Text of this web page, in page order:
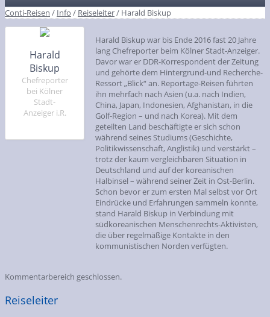
Conti-Reisen / Info / Reiseleiter/ Harald Biskup
Harald
Biskup
Chefreporter
bei Kölner
Stadt-
Anzeiger i.R.
Harald Biskup war bis Ende 2016 fast 20 Jahre
lang Chefreporter beim Kölner Stadt-Anzeiger.
Davor war er DDR-Korrespondent der Zeitung
und gehörte dem Hintergrund-und Recherche-
Ressort „Blick“ an. Reportage-Reisen führten
ihn mehrfach nach Asien (u.a. nach Indien,
China, Japan, Indonesien, Afghanistan, in die
Golf-Region – und nach Korea). Mit dem
geteilten Land beschäftigte er sich schon
während seines Studiums (Geschichte,
Politikwissenschaft, Anglistik) und verstärkt –
trotz der kaum vergleichbaren Situation in
Deutschland und auf der koreanischen
Halbinsel – während seiner Zeit in Ost-Berlin.
Schon bevor er zum ersten Mal selbst vor Ort
Eindrücke und Erfahrungen sammeln konnte,
stand Harald Biskup in Verbindung mit
südkoreanischen Menschenrechts-Aktivisten,
die über regelmäßige Kontakte in den
kommunistischen Norden verfügten.
Kommentarbereich geschlossen.
Reiseleiter